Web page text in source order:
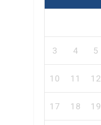
3 4 5
10 11 12
17 18 19